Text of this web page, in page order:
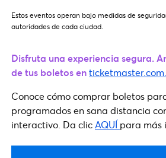
Estos eventos operan bajo medidas de
autoridades de cada ciudad.
Disfruta una experiencia segura.
de tus boletos en
Conoce cómo comprar boletos
programados en sana distancia
interactivo. Da clic AQUÍ para más